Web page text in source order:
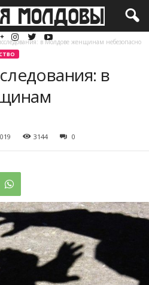
в Молдове женщинам небезопасно
в
3144 0